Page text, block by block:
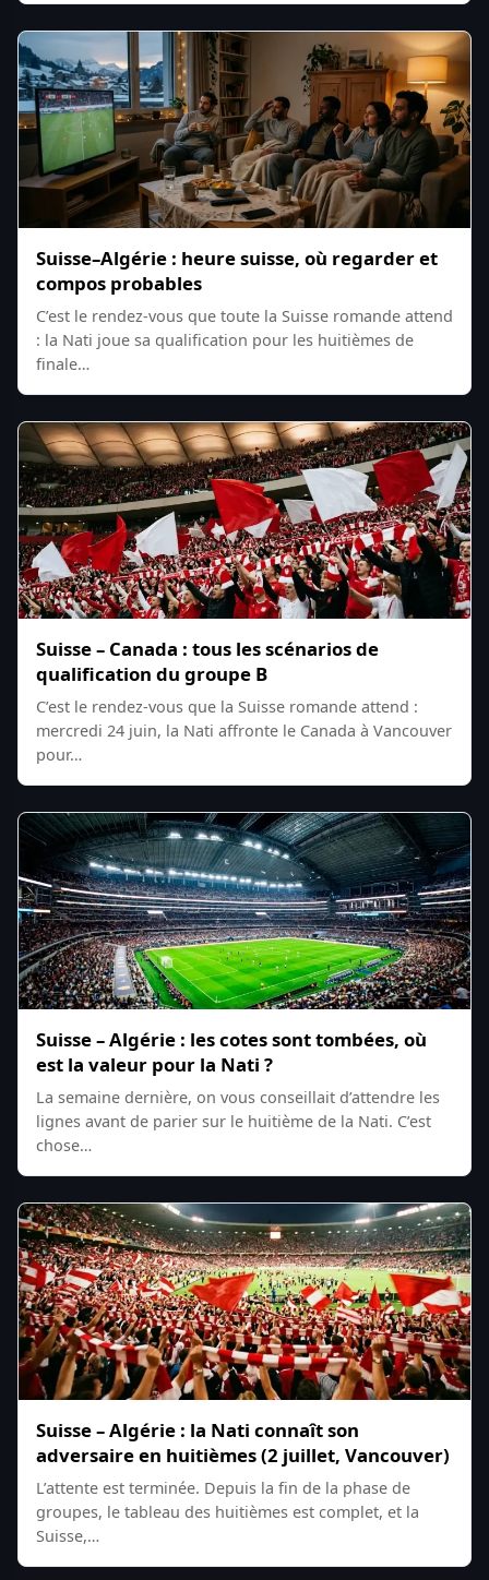
Suisse–Algérie : heure suisse, où regarder et
compos probables
C’est le rendez-vous que toute la Suisse romande attend
: la Nati joue sa qualification pour les huitièmes de
finale…
Suisse – Canada : tous les scénarios de
qualification du groupe B
C’est le rendez-vous que la Suisse romande attend :
mercredi 24 juin, la Nati affronte le Canada à Vancouver
pour…
Suisse – Algérie : les cotes sont tombées, où
est la valeur pour la Nati ?
La semaine dernière, on vous conseillait d’attendre les
lignes avant de parier sur le huitième de la Nati. C’est
chose…
Suisse – Algérie : la Nati connaît son
adversaire en huitièmes (2 juillet, Vancouver)
L’attente est terminée. Depuis la fin de la phase de
groupes, le tableau des huitièmes est complet, et la
Suisse,…